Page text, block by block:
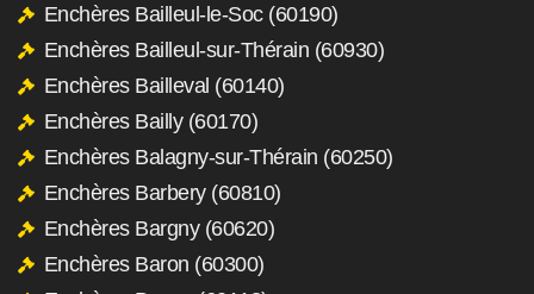
Enchères Bailleul-le-Soc (60190)
Enchères Bailleul-sur-Thérain (60930)
Enchères Bailleval (60140)
Enchères Bailly (60170)
Enchères Balagny-sur-Thérain (60250)
Enchères Barbery (60810)
Enchères Bargny (60620)
Enchères Baron (60300)